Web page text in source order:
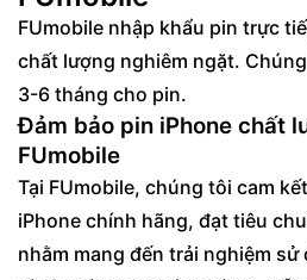
FUmobile nhập khẩu pin trực
chất lượng nghiêm ngặt.
3-6 tháng cho pin.
Đảm bảo pin iPhone chất
FUmobile
Tại FUmobile, chúng tôi cam
iPhone chính hãng, đạt tiêu
nhằm mang đến trải nghiệm